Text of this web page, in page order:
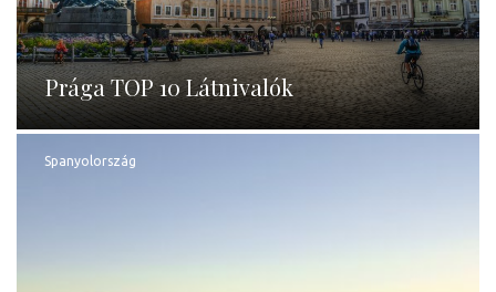
Prága TOP 10 Látnivalók
Spanyolország